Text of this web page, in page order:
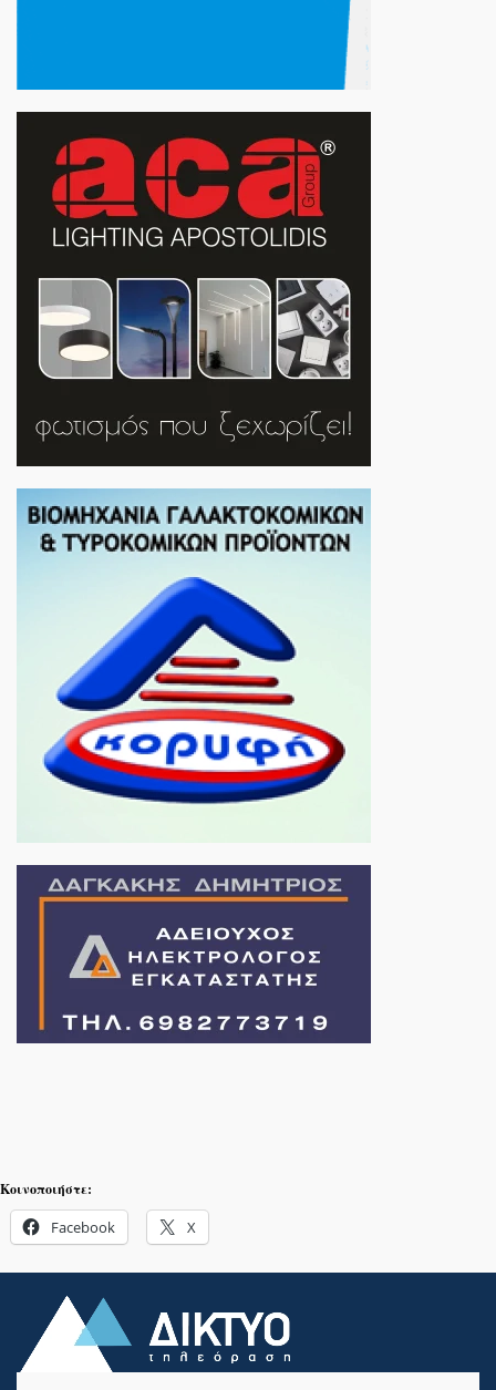
Κοινοποιήστε:
Facebook X